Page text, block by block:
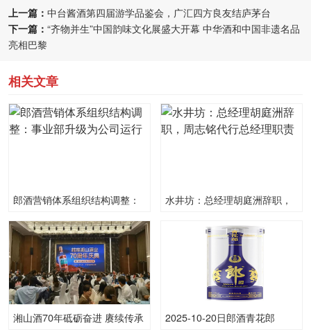
上一篇： 中台酱酒第四届游学品鉴会，广汇四方良友结庐茅台
下一篇： “齐物并生”中国韵味文化展盛大开幕 中华酒和中国非遗名品
亮相巴黎
相关文章
郎酒营销体系组织结构调整：
事业部升级为公司运行
水井坊：总经理胡庭洲辞职，
湘山酒70年砥砺奋进 赓续传承
2025-10-20日郎酒青花郎